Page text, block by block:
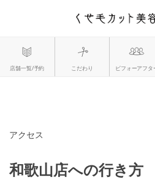
アクセス
和歌山店への行き方